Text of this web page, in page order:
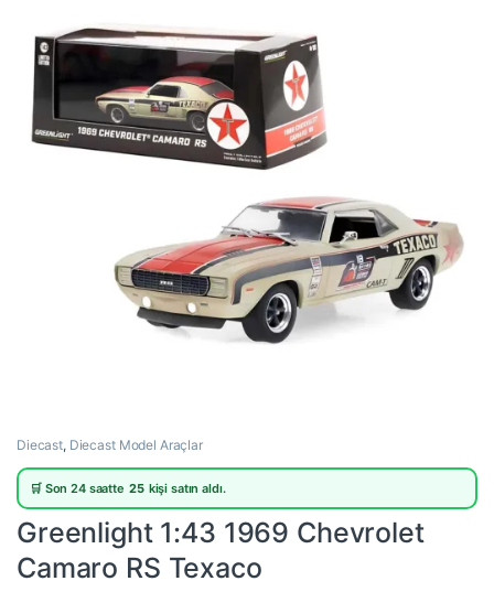
Diecast, Diecast Model Araçlar
🛒 Son 24 saatte 25 kişi satın aldı.
Greenlight 1:43 1969 Chevrolet
Camaro RS Texaco